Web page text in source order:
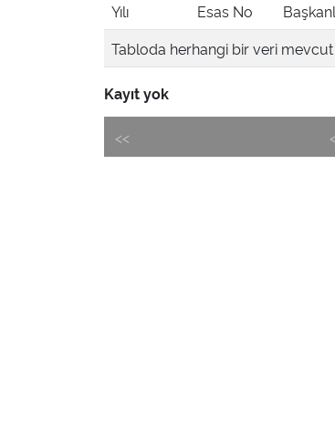
Yılı
Esas No
Tabloda herhangi bir veri
Kayıt yok
<< <